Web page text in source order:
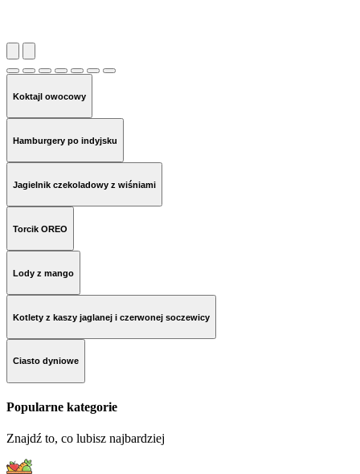
Koktajl owocowy
Hamburgery po indyjsku
Jagielnik czekoladowy z wiśniami
Torcik OREO
Lody z mango
Kotlety z kaszy jaglanej i czerwonej soczewicy
Ciasto dyniowe
Popularne kategorie
Znajdź to, co lubisz najbardziej